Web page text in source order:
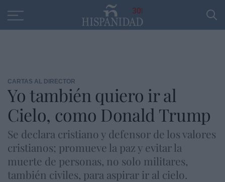
30
CARTAS AL DIRECTOR
Yo también quiero ir al
Cielo, como Donald Trump
Se declara cristiano y defensor de los valores
cristianos; promueve la paz y evitar la
muerte de personas, no solo militares,
también civiles, para aspirar ir al cielo.